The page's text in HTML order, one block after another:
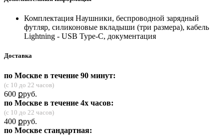
Комплектация Наушники, беспроводной зарядный
футляр, силиконовые вкладыши (три размера), кабель
Lightning - USB Type‑C, документация
Доставка
по Москве в течение 90 минут:
(с 10 до 22 часов)
600 քруб.
по Москве в течение 4х часов:
(с 10 до 22 часов)
400 քруб.
по Москве стандартная: